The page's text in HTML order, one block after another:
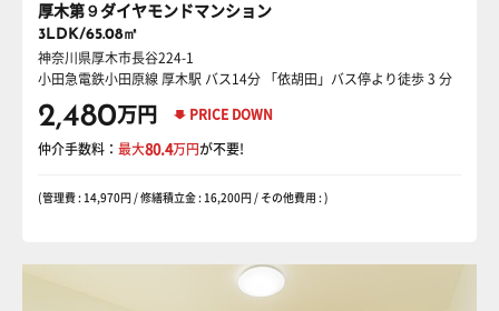
厚木第９ダイヤモンドマンション
3LDK/65.08㎡
神奈川県厚木市長谷224-1
小田急電鉄小田原線 厚木駅 バス14分 「依胡田」バス停より徒歩 3 分
2,480万円 PRICE DOWN
仲介手数料： 最大80.4万円が不要!
(管理費 : 14,970円 / 修繕積立金 : 16,200円 / その他費用 : )